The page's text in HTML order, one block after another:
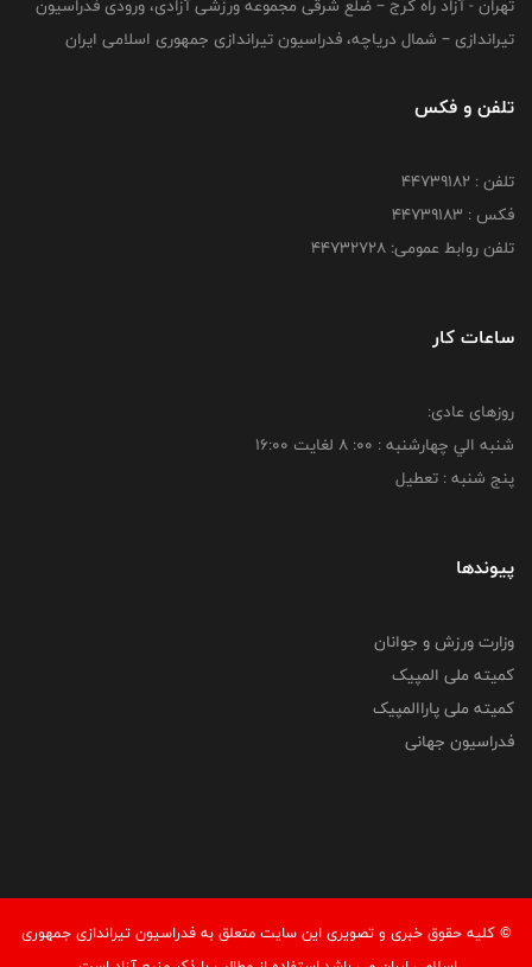
تهران - آزاد راه کرج – ضلع شرقی مجموعه ورزشی آزادی، ورودی فدراسیون
تیراندازی – شمال دریاچه، فدراسیون تیراندازی جمهوری اسلامی ایران
تلفن و فکس
تلفن : ۴۴۷۳۹۱۸۲
فکس : ۴۴۷۳۹۱۸3
تلفن روابط عمومی: ۴۴۷۳۲۷۲۸
ساعات کار
روزهای عادی:
شنبه الي چهارشنبه : 00: 8 لغايت 16:00
پنج شنبه : تعطیل
پیوندها
وزارت ورزش و جوانان
کمیته ملی المپیک
کمیته ملی پاراالمپیک
فدراسیون جهانی
© کليه حقوق خبری و تصويری اين سايت متعلق به فدراسیون تیراندازی جمهوری